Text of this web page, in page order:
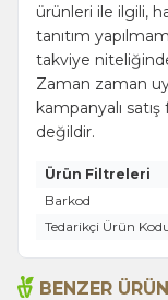
ürünleri ile ilgili,
tanıtım
takviye
Zaman zaman
kampanyalı
değildir.
Ürün Filtreleri
Barkod
Tedarikçi Ürün
BENZER